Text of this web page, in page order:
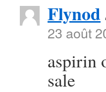
Flynod
23 août
aspirin
sale